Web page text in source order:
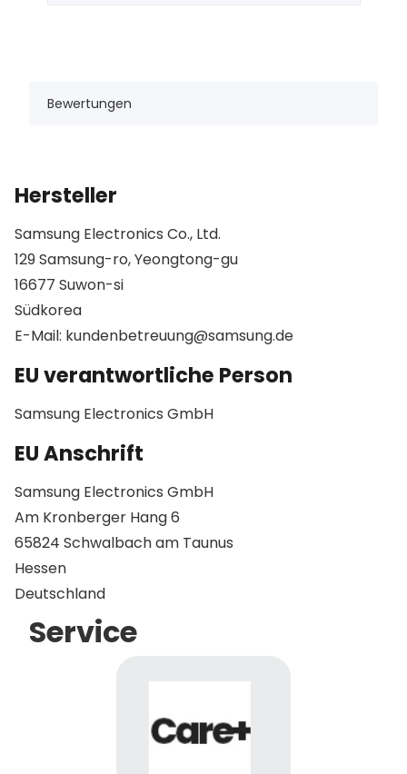
Bewertungen
Hersteller
Samsung Electronics Co., Ltd.
129 Samsung-ro, Yeongtong-gu
16677 Suwon-si
Südkorea
E-Mail: kundenbetreuung@samsung.de
EU verantwortliche Person
Samsung Electronics GmbH
EU Anschrift
Samsung Electronics GmbH
Am Kronberger Hang 6
65824 Schwalbach am Taunus
Hessen
Deutschland
Service